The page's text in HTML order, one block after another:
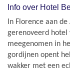
Info over Hotel
In Florence aan
gerenoveerd hotel
meegenomen in
gordijnen opent
wakker met een